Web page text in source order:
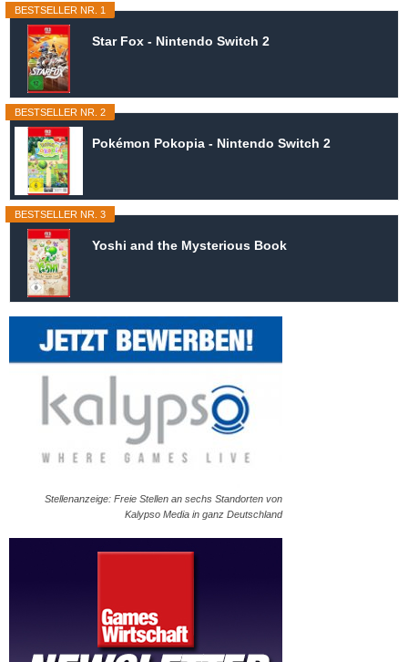
BESTSELLER NR. 1
Star Fox - Nintendo Switch 2
BESTSELLER NR. 2
Pokémon Pokopia - Nintendo Switch 2
BESTSELLER NR. 3
Yoshi and the Mysterious Book
Stellenanzeige: Freie Stellen an sechs Standorten von
Kalypso Media in ganz Deutschland